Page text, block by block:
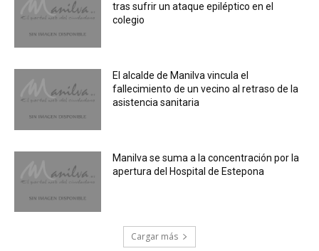
tras sufrir un ataque epiléptico en el
colegio
El alcalde de Manilva vincula el
fallecimiento de un vecino al retraso de la
asistencia sanitaria
Manilva se suma a la concentración por la
apertura del Hospital de Estepona
Cargar más